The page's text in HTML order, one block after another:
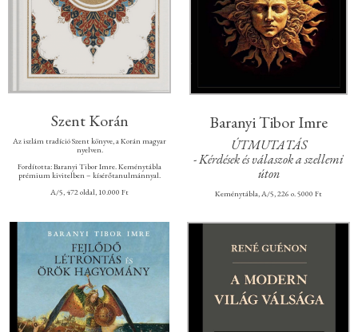
Szent Korán
Az iszlám tradíció Szent könyve, a Korán magyar
nyelven.
Fordította: Baranyi Tibor Imre. Keménytábla
prémium kivitelben – kísérőtanulmánnyal.
A/5, 472 oldal, 10.000 Ft
Baranyi Tibor Imre
ÚTMUTATÁS
- Kérdések és válaszok a szellemi
úton
Keménytábla, A/5, 226 o. 5000 Ft